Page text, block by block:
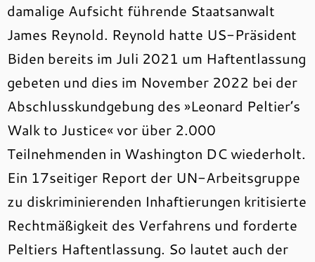
damalige Aufsicht führende Staatsanwalt
James Reynold. Reynold hatte US-Präsident
Biden bereits im Juli 2021 um Haftentlassung
gebeten und dies im November 2022 bei der
Abschlusskundgebung des »Leonard Peltier’s
Walk to Justice« vor über 2.000
Teilnehmenden in Washington DC wiederholt.
Ein 17seitiger Report der UN-Arbeitsgruppe
zu diskriminierenden Inhaftierungen kritisierte
Rechtmäßigkeit des Verfahrens und forderte
Peltiers Haftentlassung. So lautet auch der